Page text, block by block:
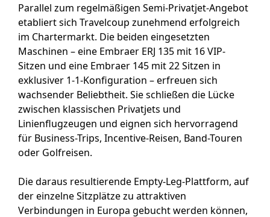
Parallel zum regelmäßigen Semi-Privatjet-Angebot
etabliert sich Travelcoup zunehmend erfolgreich
im Chartermarkt. Die beiden eingesetzten
Maschinen – eine Embraer ERJ 135 mit 16 VIP-
Sitzen und eine Embraer 145 mit 22 Sitzen in
exklusiver 1-1-Konfiguration – erfreuen sich
wachsender Beliebtheit. Sie schließen die Lücke
zwischen klassischen Privatjets und
Linienflugzeugen und eignen sich hervorragend
für Business-Trips, Incentive-Reisen, Band-Touren
oder Golfreisen.
Die daraus resultierende Empty-Leg-Plattform, auf
der einzelne Sitzplätze zu attraktiven
Verbindungen in Europa gebucht werden können,